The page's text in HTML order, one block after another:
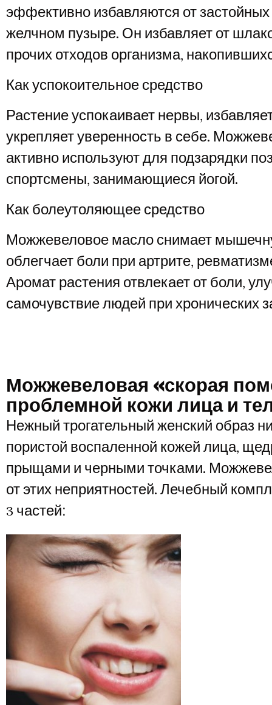
эффективно избавляются от
желчном пузыре. Он избавляет от
прочих отходов организма,
Как успокоительное средство
Растение успокаивает нервы,
укрепляет уверенность в себе.
активно используют для подзарядки
спортсмены, занимающиеся йогой.
Как болеутоляющее средство
Можжевеловое масло снимает
облегчает боли при артрите,
Аромат растения отвлекает от боли,
самочувствие людей при хронических
Можжевеловая «скорая
проблемной кожи лица и
Нежный трогательный женский образ
пористой воспаленной кожей лица,
прыщами и черными точками.
от этих неприятностей. Лечебный